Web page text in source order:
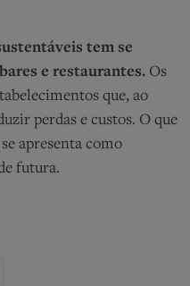
tem se
e restaurantes. Os
que, ao
perdas e custos. O que
apresenta como
futura.